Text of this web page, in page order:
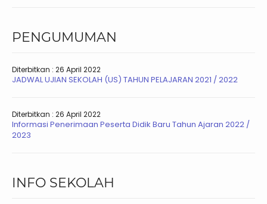
PENGUMUMAN
Diterbitkan : 26 April 2022
JADWAL UJIAN SEKOLAH (US) TAHUN PELAJARAN 2021 / 2022
Diterbitkan : 26 April 2022
Informasi Penerimaan Peserta Didik Baru Tahun Ajaran 2022 /
2023
INFO SEKOLAH